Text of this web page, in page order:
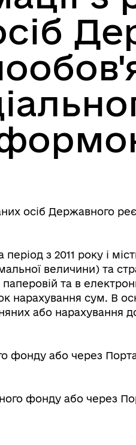
осіб Державного
з 2011 року і
величини) та
та в
нарахування сум. В
або нарахування
фонду або через
фонду або через